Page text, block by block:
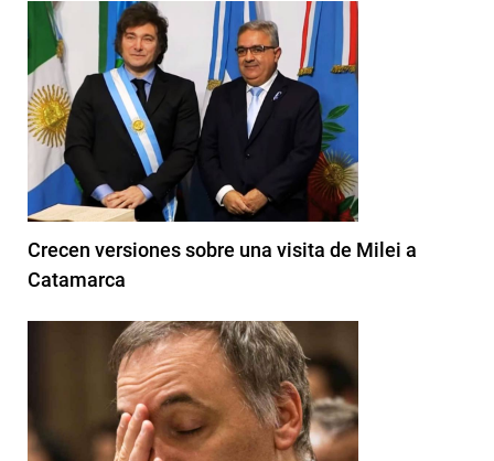
Crecen versiones sobre una visita de Milei a
Catamarca